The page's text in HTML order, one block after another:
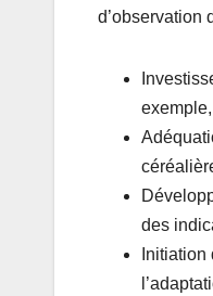
d’observation
des